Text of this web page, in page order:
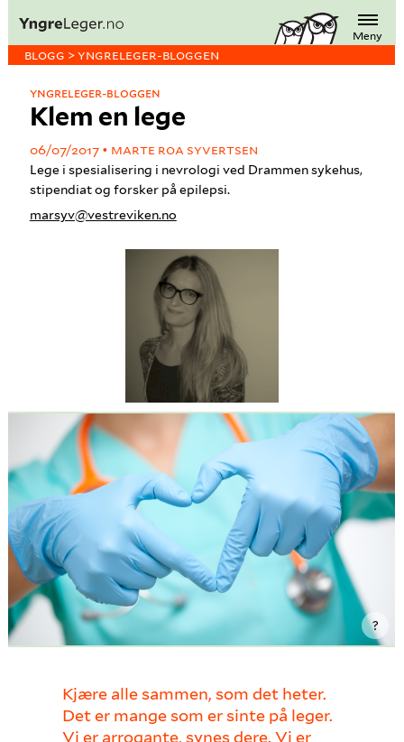
Meny
BLOGG > YNGRELEGER-BLOGGEN
Klem en lege
YNGRELEGER-BLOGGEN
06/07/2017 MARTE ROA SYVERTSEN
Lege i spesialisering i nevrologi ved Drammen sykehus,
stipendiat og forsker på epilepsi.
marsyv@vestreviken.no
?
Kjære alle sammen, som det heter.
Det er mange som er sinte på leger.
Vi er arrogante, synes dere. Vi er